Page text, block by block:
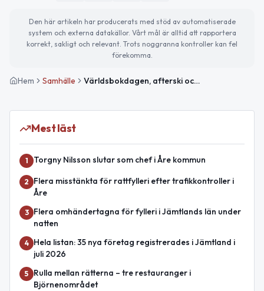
Den här artikeln har producerats med stöd av automatiserade
system och externa datakällor. Vårt mål är alltid att rapportera
korrekt, sakligt och relevant. Trots noggranna kontroller kan fel
förekomma.
Hem Samhälle Världsbokdagen, afterski och vädervarning i fjällen
Mest läst
1 Torgny Nilsson slutar som chef i Åre kommun
2
Flera misstänkta för rattfylleri efter trafikkontroller i
Åre
3
Flera omhändertagna för fylleri i Jämtlands län under
natten
4
Hela listan: 35 nya företag registrerades i Jämtland i
juli 2026
5
Rulla mellan rätterna – tre restauranger i
Björnenområdet